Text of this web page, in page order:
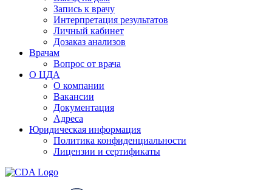
Запись к врачу
Интерпретация результатов
Личный кабинет
Дозаказ анализов
Врачам
Вопрос от врача
О ЦДА
О компании
Вакансии
Документация
Адреса
Юридическая информация
Политика конфиденциальности
Лицензии и сертификаты